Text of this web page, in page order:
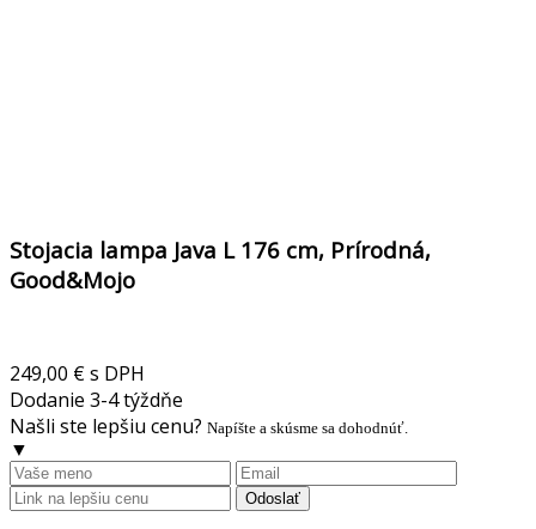
Stojacia lampa Java L 176 cm, Prírodná,
Good&Mojo
249,00 €s DPH
Dodanie 3-4 týždňe
Našli ste lepšiu cenu? Napíšte a skúsme sa dohodnúť.
▼
Odoslať